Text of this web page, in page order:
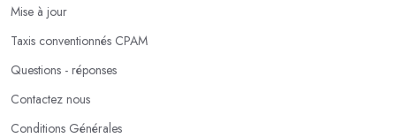
Mise à jour
Taxis conventionnés CPAM
Questions - réponses
Contactez nous
Conditions Générales